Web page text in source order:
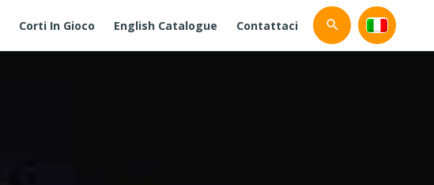
Corti In Gioco English Catalogue Contattaci